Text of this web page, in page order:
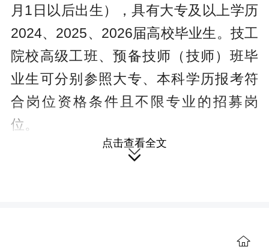
月1日以后出生），具有大专及以上学历
2024、2025、2026届高校毕业生。技工
院校高级工班、预备技师（技师）班毕
业生可分别参照大专、本科学历报考符
合岗位资格条件且不限专业的招募岗
位。
湖南省人社部门提醒，有意报考的
点击查看全文
